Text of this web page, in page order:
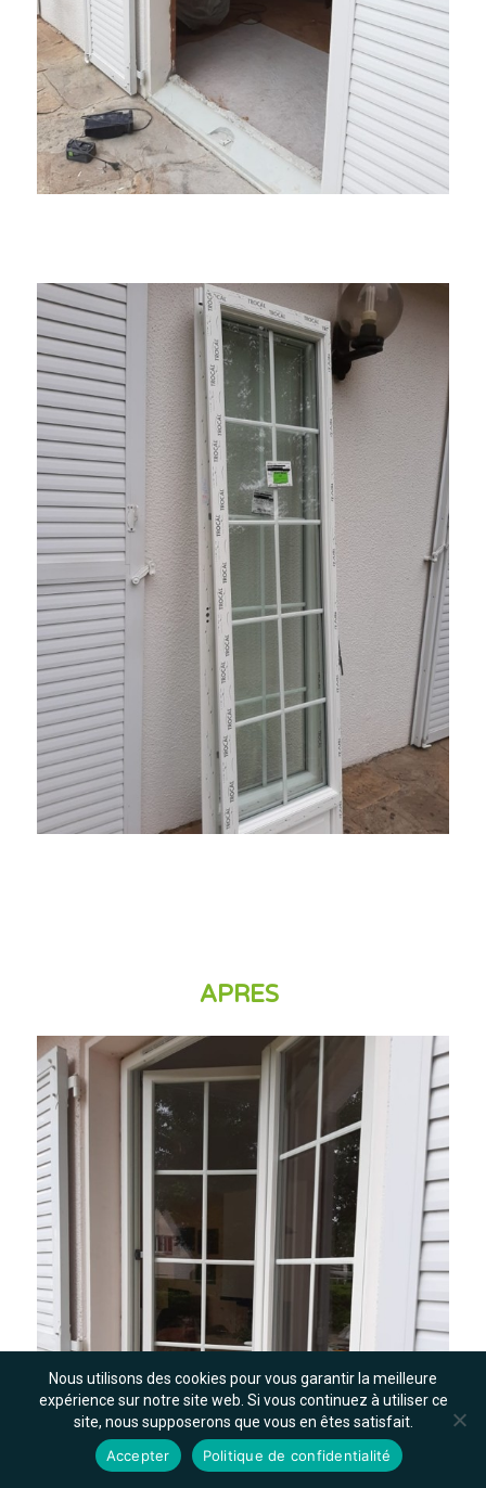
APRES
Nous utilisons des cookies pour vous garantir la meilleure
expérience sur notre site web. Si vous continuez à utiliser ce
site, nous supposerons que vous en êtes satisfait.
Accepter
Politique de confidentialité